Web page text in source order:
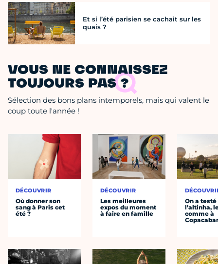
Et si l’été parisien se cachait sur les
quais ?
VOUS NE CONNAISSEZ
TOUJOURS PAS ?
Sélection des bons plans intemporels, mais qui valent le
coup toute l'année !
DÉCOUVRIR
Où donner son
sang à Paris cet
été ?
DÉCOUVRIR
Les meilleures
expos du moment
à faire en famille
On a testé
l’altinha,
comme à